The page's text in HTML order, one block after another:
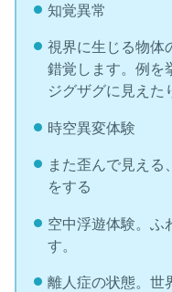
知覚異常
視界に生じる物体
錯覚します。例を
ジグザグに見えた
時空異変体験
また歪んで見える
をする
空中浮遊体験。ふ
す。
離人症の状態。世